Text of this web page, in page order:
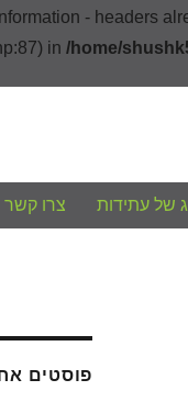
- headers
in /home/
של עתידות צרו קשר
פוסטים